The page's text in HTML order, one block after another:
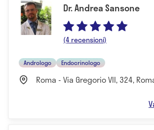
Dr. Andrea Sansone
(4 recensioni)
Andrologo Endocrinologo
Roma - Via Gregorio VII, 324,